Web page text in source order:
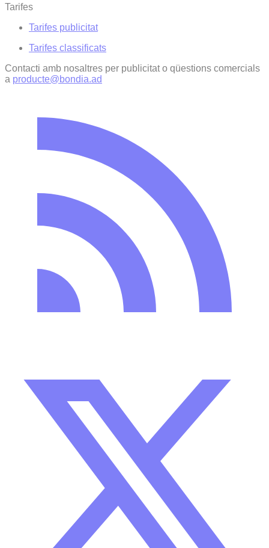
Tarifes
Tarifes publicitat
Tarifes classificats
Contacti amb nosaltres per publicitat o qüestions comercials
a producte@bondia.ad